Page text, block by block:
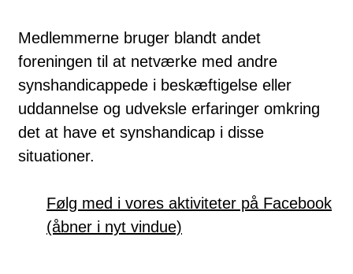
Medlemmerne bruger blandt andet
foreningen til at netværke med andre
synshandicappede i beskæftigelse eller
uddannelse og udveksle erfaringer omkring
det at have et synshandicap i disse
situationer.
Følg med i vores aktiviteter på Facebook
(åbner i nyt vindue)